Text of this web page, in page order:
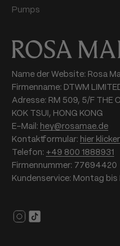
Pumps
Name der Website: Rosa
Firmenname: DTWM
Adresse: RM 509, 5/F THE
KOK TSUI, HONG KONG
E-Mail: hey@rosamae.de
Kontaktformular: hier
Telefon: +49 800 1888931
Firmennummer: 77694420
Kundenservice: Montag bis